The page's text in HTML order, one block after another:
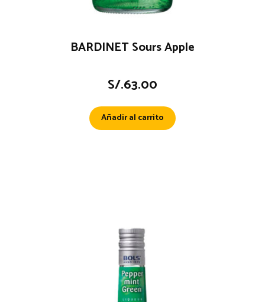
BARDINET Sours Apple
S/.63.00
Añadir al carrito